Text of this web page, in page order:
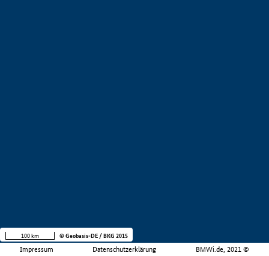
Impressum Datenschutzerklärung BMWi.de, 2021 ©
100 km © Geobasis-DE / BKG 2015